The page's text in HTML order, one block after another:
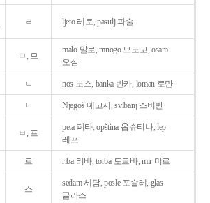
ㄹ ljeto 레토, pasulj 파술
ㅁ, 므
malo 말로, mnogo 므노고, osam
오삼
ㄴ nos 노스, banka 반카, loman 로만
ㄴ Njegoš 녜고시, svibanj 스비반
ㅂ, 프
peta 페타, opština 옵슈티나, lep
레프
르 riba 리바, torba 토르바, mir 미르
스
sedam 세담, posle 포슬레, glas
글라스